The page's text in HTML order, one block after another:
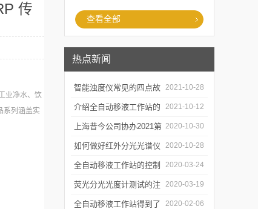
查看全部
热点新闻
智能浊度仪常见的四点故
障
2021-10-28
介绍全自动移液工作站的
三种移液方式
2021-10-12
上海昔今公司协办2021第
二届上海沪助科研圈发展
年会
2020-10-30
如何做好红外分光光谱仪
的防潮工作
2020-10-28
全自动移液工作站的控制
软件有哪些特点
2020-03-24
荧光分光光度计测试的注
意事项有哪些
2020-03-19
全自动移液工作站得到了 2020-02-06
传
业净水、饮
系列涵盖实